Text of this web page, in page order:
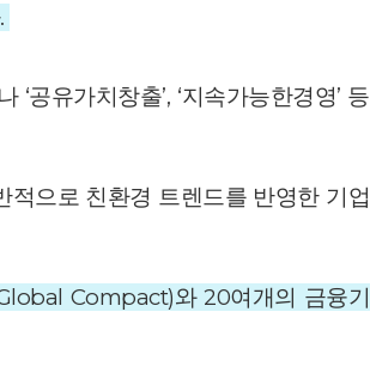
공유가치창출’, ‘지속가능한경영’ 등
으로 친환경 트렌드를 반영한 기업
Compact)와 20여개의 금융기